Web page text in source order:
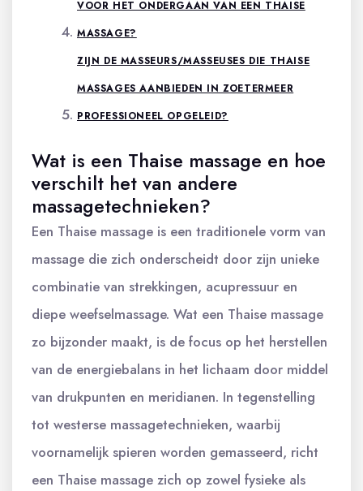
VOOR HET ONDERGAAN VAN EEN THAISE
MASSAGE?
ZIJN DE MASSEURS/MASSEUSES DIE THAISE
MASSAGES AANBIEDEN IN ZOETERMEER
PROFESSIONEEL OPGELEID?
Wat is een Thaise massage en hoe
verschilt het van andere
massagetechnieken?
Een Thaise massage is een traditionele vorm van
massage die zich onderscheidt door zijn unieke
combinatie van strekkingen, acupressuur en
diepe weefselmassage. Wat een Thaise massage
zo bijzonder maakt, is de focus op het herstellen
van de energiebalans in het lichaam door middel
van drukpunten en meridianen. In tegenstelling
tot westerse massagetechnieken, waarbij
voornamelijk spieren worden gemasseerd, richt
een Thaise massage zich op zowel fysieke als